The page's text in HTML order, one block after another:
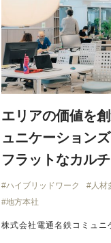
エリアの価値を
ュニケーション
フラットなカル
ハイブリッドワーク 人材
地方本社
株式会社電通名鉄コミュニ